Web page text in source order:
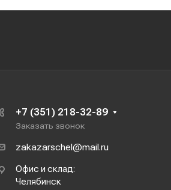
+7 (351) 218-32-89
Заказать звонок
zakazarschel@mail.ru
Офис и склад:
Челябинск